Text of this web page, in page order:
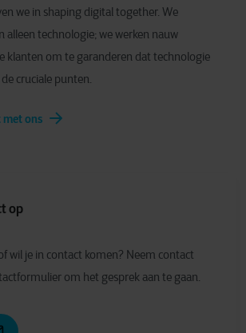
we in shaping digital together. We
alleen technologie; we werken nauw
klanten om te garanderen dat technologie
cruciale punten.
met ons
op
wil je in contact komen? Neem contact
om het gesprek aan te gaan.